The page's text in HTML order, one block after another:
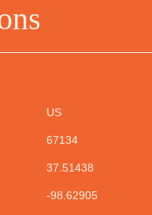
US
67134
37.51438
-98.62905